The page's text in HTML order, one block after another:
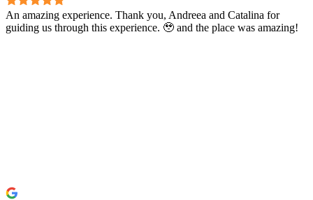
An amazing experience. Thank you, Andreea and Catalina for
guiding us through this experience. 🥹 and the place was amazing!